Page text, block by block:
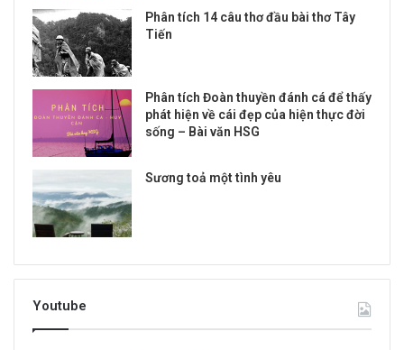
Phân tích 14 câu thơ đầu bài thơ Tây
Tiến
Phân tích Đoàn thuyền đánh cá để thấy
phát hiện về cái đẹp của hiện thực đời
sống – Bài văn HSG
Sương toả một tình yêu
Youtube